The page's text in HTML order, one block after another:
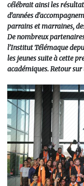
célébrait ainsi les
d’années
parrains et marraines,
De nombreux
l’Institut Télémaque
les jeunes suite à cette
académiques. Retour